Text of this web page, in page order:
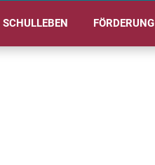
SCHULLEBEN FÖRDERUNG